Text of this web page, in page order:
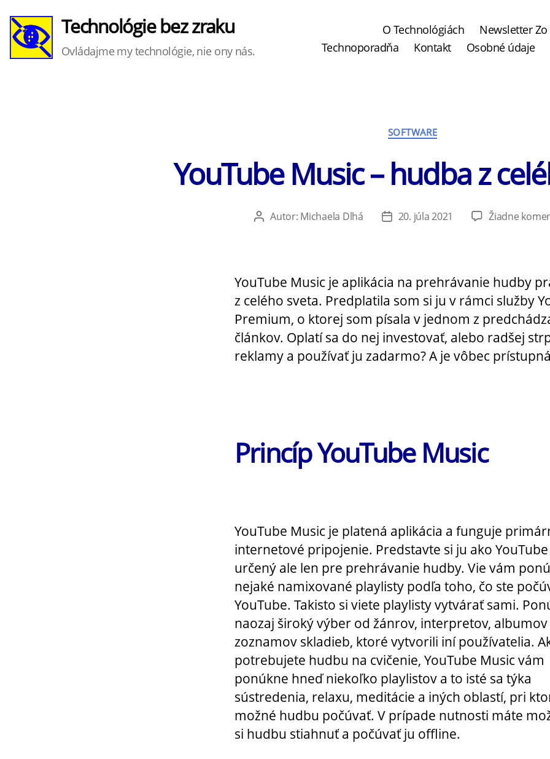
Technológie bez zraku
Ovládajme my technológie, nie ony nás.
O Technológiách Newsletter
Technoporadňa
Kontakt Osobné údaje
Kategórie
SOFTWARE
YouTube Music – hudba z
AutorAutor: Michaela Dlhá
Dátum
20. júla 2021 Žiadne
YouTube Music je aplikácia na prehrávanie hudby
z celého sveta. Predplatila som si ju v rámci služby
Premium, o ktorej som písala v jednom z
článkov. Oplatí sa do nej investovať, alebo radšej
reklamy a používať ju zadarmo? A je vôbec
Princíp YouTube Music
YouTube Music je platená aplikácia a funguje
internetové pripojenie. Predstavte si ju ako YouTube
určený ale len pre prehrávanie hudby. Vie vám
nejaké namixované playlisty podľa toho, čo ste
YouTube. Takisto si viete playlisty vytvárať sami.
naozaj široký výber od žánrov, interpretov, albumov
zoznamov skladieb, ktoré vytvorili iní používatelia.
potrebujete hudbu na cvičenie, YouTube Music vám
ponúkne hneď niekoľko playlistov a to isté sa týka
sústredenia, relaxu, meditácie a iných oblastí, pri
možné hudbu počúvať. V prípade nutnosti máte
si hudbu stiahnuť a počúvať ju offline.